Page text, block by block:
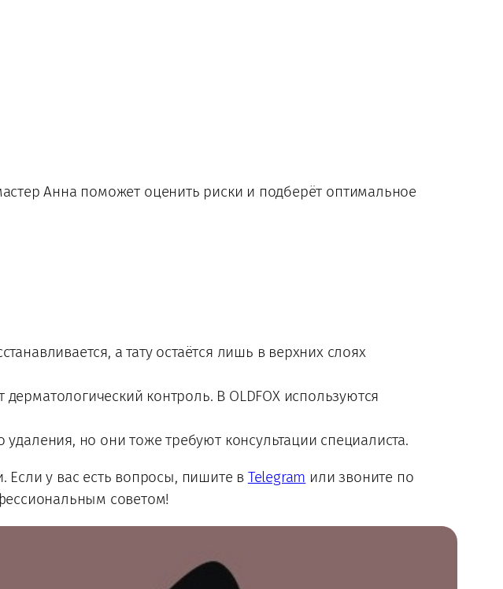
Анна поможет оценить риски и подберёт оптимальное
а тату остаётся лишь в верхних слоях
контроль. В OLDFOX используются
но они тоже требуют консультации специалиста.
Если у вас есть вопросы, пишите в Telegram или звоните по
советом!